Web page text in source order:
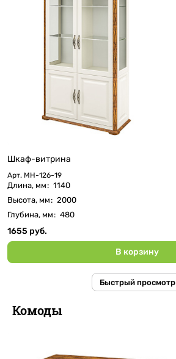
Шкаф-витрина
Арт. МН-126-19
Длина, мм: 1140
Высота, мм: 2000
Глубина, мм: 480
1655 руб.
В корзину
Быстрый просмотр
Комоды